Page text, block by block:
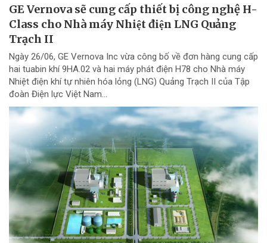
GE Vernova sẽ cung cấp thiết bị công nghệ H-
Class cho Nhà máy Nhiệt điện LNG Quảng
Trạch II
Ngày 26/06, GE Vernova Inc vừa công bố về đơn hàng cung cấp
hai tuabin khí 9HA.02 và hai máy phát điện H78 cho Nhà máy
Nhiệt điện khí tự nhiên hóa lỏng (LNG) Quảng Trạch II của Tập
đoàn Điện lực Việt Nam...